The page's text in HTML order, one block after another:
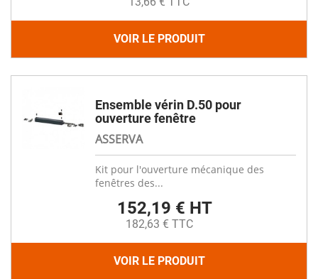
VOIR LE PRODUIT
Ensemble vérin D.50 pour
ouverture fenêtre
ASSERVA
Kit pour l'ouverture mécanique des
fenêtres des...
152,19 € HT
182,63 € TTC
VOIR LE PRODUIT